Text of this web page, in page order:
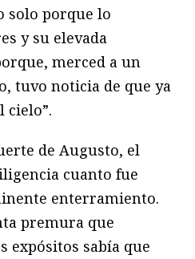
solo porque lo
y su elevada
merced a un
tuvo noticia de que ya
cielo”.
de Augusto, el
cuanto fue
enterramiento.
premura que
expósitos sabía que